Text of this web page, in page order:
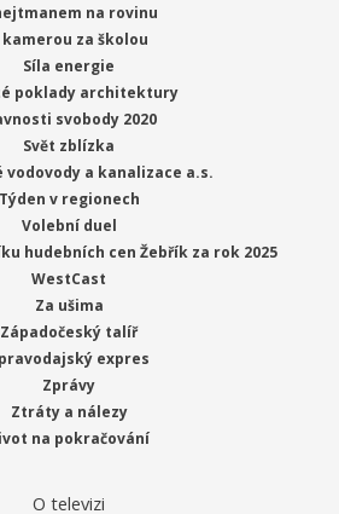
na rovinu
kamerou za školou
Síla energie
poklady architektury
svobody 2020
Svět zblízka
vodovody a kanalizace a.s.
Týden v regionech
Volební duel
hudebních cen Žebřík za rok 2025
WestCast
Za ušima
Západočeský talíř
expres
Zprávy
Ztráty a nálezy
na pokračování
O televizi